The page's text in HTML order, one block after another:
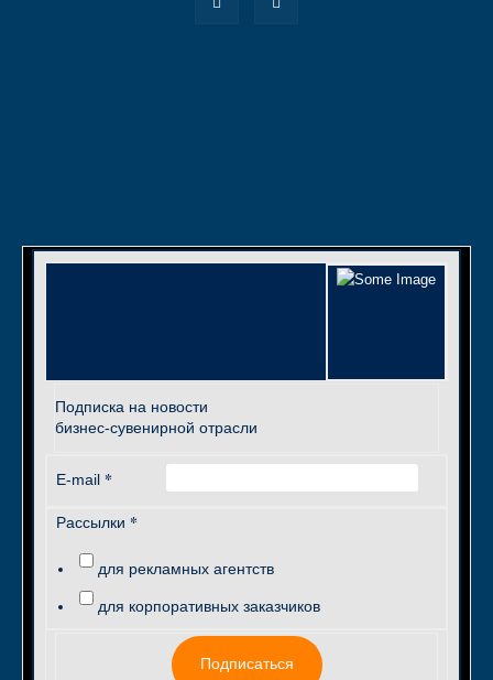
Подписка на новости
бизнес-сувенирной отрасли
E-mail *
Рассылки *
для рекламных агентств
для корпоративных заказчиков
Подписаться